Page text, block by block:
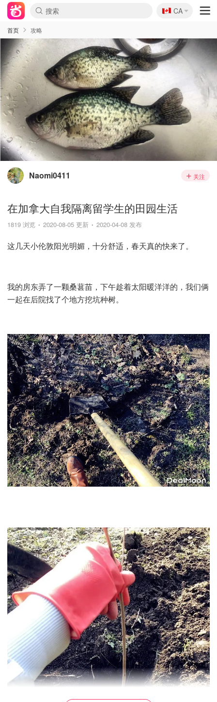
🇨🇦
CA
首页 攻略
Naomi0411 关注
在加拿大自我隔离留学生的田园生活
1819 浏览 2020-08-05 更新 2020-04-08 发布
这几天小伦敦阳光明媚，十分舒适，春天真的快来了。
我的房东弄了一颗桑葚苗，下午趁着太阳暖洋洋的，我们俩
一起在后院找了个地方挖坑种树。